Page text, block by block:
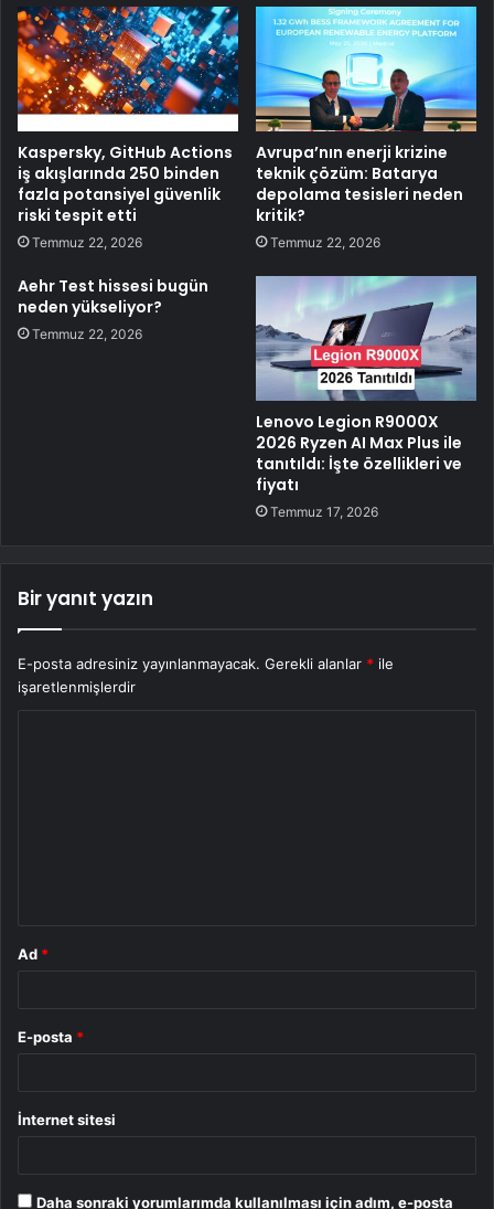
Kaspersky, GitHub Actions
iş akışlarında 250 binden
fazla potansiyel güvenlik
riski tespit etti
Temmuz 22, 2026
Avrupa’nın enerji krizine
teknik çözüm: Batarya
depolama tesisleri neden
kritik?
Temmuz 22, 2026
Aehr Test hissesi bugün
neden yükseliyor?
Temmuz 22, 2026
Lenovo Legion R9000X
2026 Ryzen AI Max Plus ile
tanıtıldı: İşte özellikleri ve
fiyatı
Temmuz 17, 2026
Bir yanıt yazın
E-posta adresiniz yayınlanmayacak. Gerekli alanlar * ile
işaretlenmişlerdir
Ad *
E-posta *
İnternet sitesi
Daha sonraki yorumlarımda kullanılması için adım, e-posta